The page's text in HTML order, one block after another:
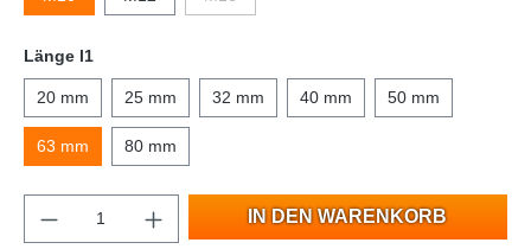
Länge l1
20 mm 25 mm 32 mm 40 mm 50 mm
63 mm 80 mm
IN DEN WARENKORB